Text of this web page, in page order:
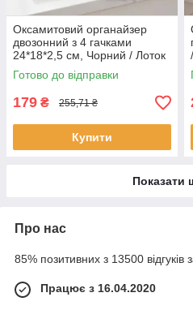
Оксамитовий органайзер
двозонний з 4 гачками
24*18*2,5 см, Чорний / Лоток
для біжутерії / Планшет
ювелірний / Підставка для
Готово до відправки
179 ₴ 255,71 ₴
Купити
Показати
Про нас
85% позитивних з 13500 відгуків
Працює з 16.04.2020